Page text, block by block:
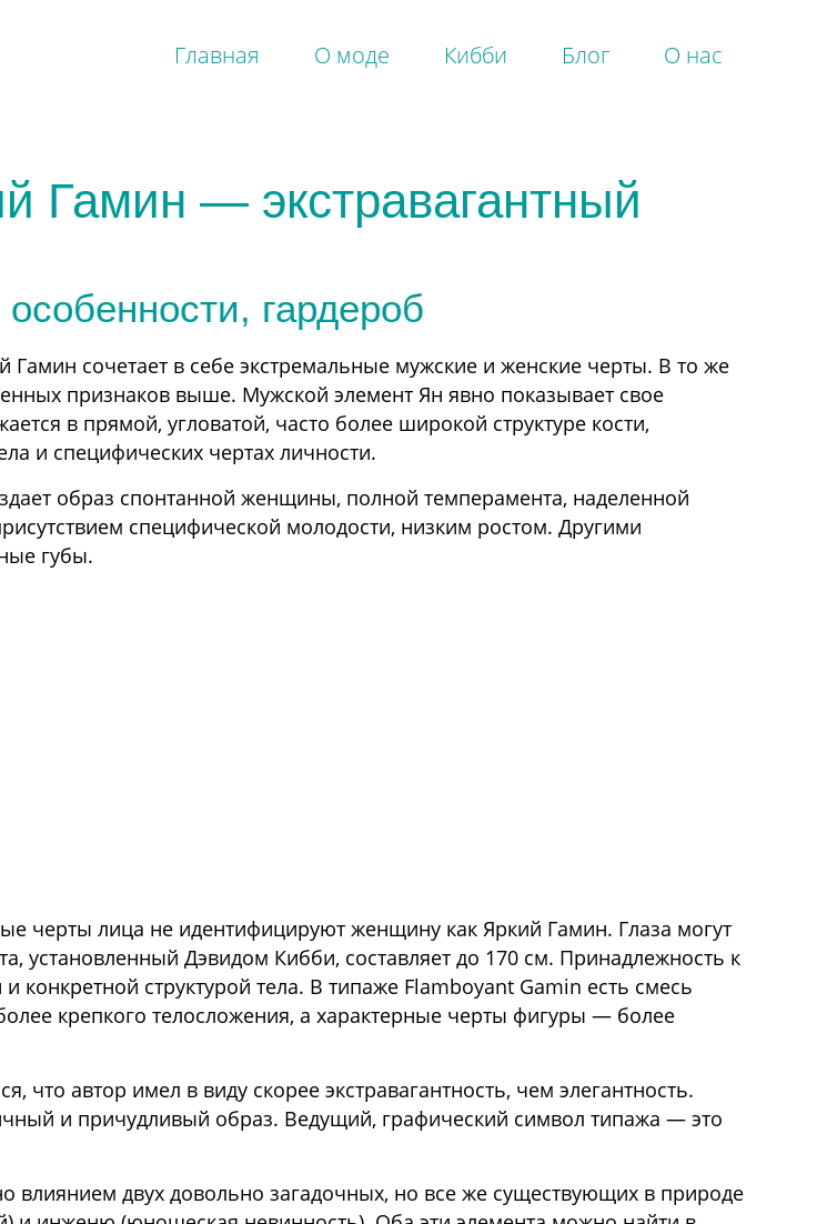
Главная О моде Кибби
Драматик
Классик
Романтик
Драматик Классик
Софт Драматик
Софт Классик
Софт Натурал
Софт Гамин
Театральный Романтик
Яркий Гамин
Блог О нас
Гамин — экстравагантный
гардероб
Гамин сочетает в себе экстремальные мужские и женские черты. В то же
признаков выше. Мужской элемент Ян явно показывает свое
в прямой, угловатой, часто более широкой структуре кости,
и специфических чертах личности.
образ спонтанной женщины, полной темперамента, наделенной
специфической молодости, низким ростом. Другими
губы.
черты лица не идентифицируют женщину как Яркий Гамин. Глаза могут
установленный Дэвидом Кибби, составляет до 170 см. Принадлежность к
конкретной структурой тела. В типаже Flamboyant Gamin есть смесь
крепкого телосложения, а характерные черты фигуры — более
автор имел в виду скорее экстравагантность, чем элегантность.
и причудливый образ. Ведущий, графический символ типажа — это
двух довольно загадочных, но все же существующих в природе